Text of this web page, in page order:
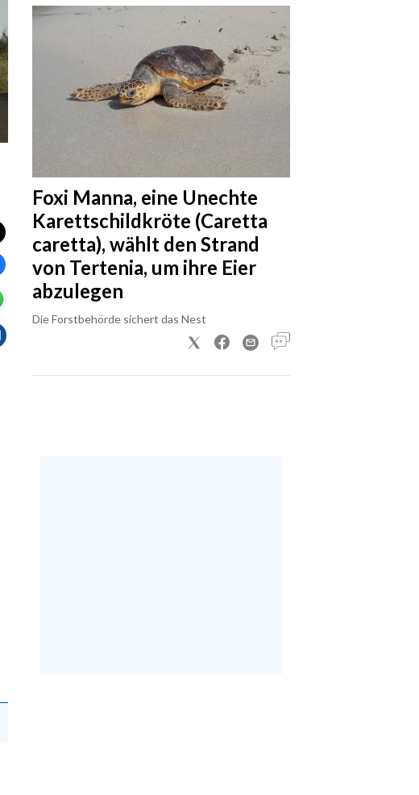
Foxi Manna, eine Unechte
Karettschildkröte (Caretta
caretta), wählt den Strand
von Tertenia, um ihre Eier
abzulegen
Die Forstbehörde sichert das Nest